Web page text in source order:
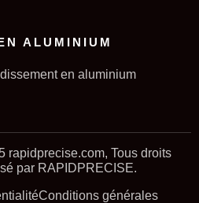
ALUMINIUM
en aluminium
rapidprecise.com, Tous droits
par RAPIDPRECISE.
Conditions générales